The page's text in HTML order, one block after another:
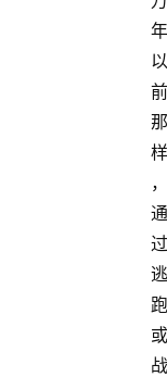
年
以
前
那
样
，
通
过
逃
跑
或
战